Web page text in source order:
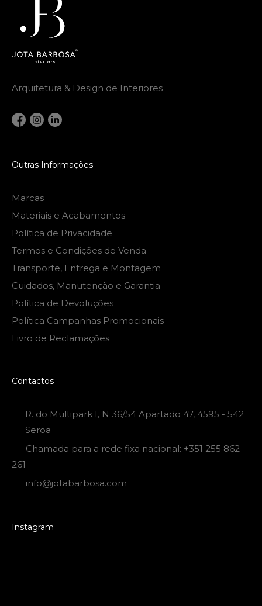
Arquitetura & Design de Interiores
Outras Informações
Marcas
Materiais e Acabamentos
Política de Privacidade
Termos e Condições de Venda
Transporte, Entrega e Montagem
Cuidados, Manutenção e Garantia
Política de Devoluções
Política Campanhas Promocionais
Livro de Reclamações
Contactos
R. do Multipark I, N 36/54 Apartado 47, 4595 - 542
Seroa
Chamada para a rede fixa nacional: +351 255 862
261
info@jotabarbosa.com
Instagram